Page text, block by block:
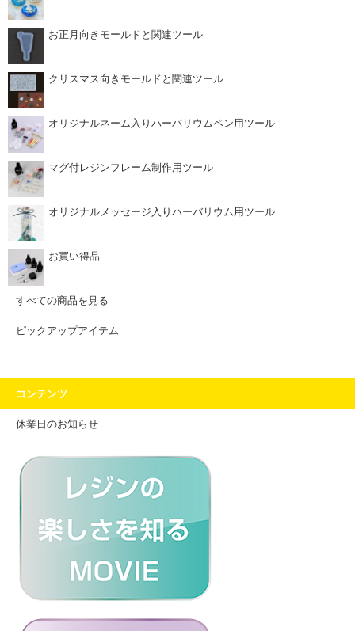
お正月向きモールドと関連ツール
クリスマス向きモールドと関連ツール
オリジナルネーム入りハーバリウムペン用ツール
マグ付レジンフレーム制作用ツール
オリジナルメッセージ入りハーバリウム用ツール
お買い得品
すべての商品を見る
ピックアップアイテム
コンテンツ
休業日のお知らせ